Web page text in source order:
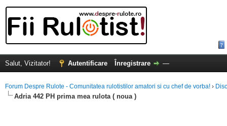
Salut, Vizitator! Autentificare Înregistrare —
Forum Despre Rulote - Comunitatea rulotistilor amatori si cu chef de vorba! ›
Adria 442 PH prima mea rulota ( noua )